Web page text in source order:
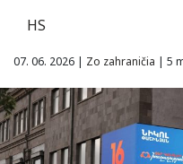
HS
07. 06. 2026 | Zo zahraničia | 5